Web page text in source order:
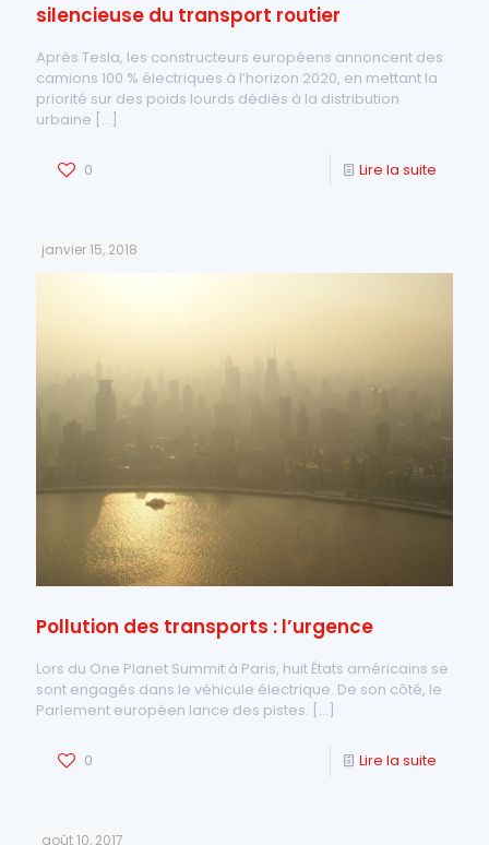
silencieuse du transport routier
Après Tesla, les constructeurs européens annoncent des
camions 100 % électriques à l’horizon 2020, en mettant la
priorité sur des poids lourds dédiés à la distribution
urbaine […]
0 Lire la suite
janvier 15, 2018
Pollution des transports : l’urgence
Lors du One Planet Summit à Paris, huit États américains se
sont engagés dans le véhicule électrique. De son côté, le
Parlement européen lance des pistes. […]
0 Lire la suite
août 10, 2017